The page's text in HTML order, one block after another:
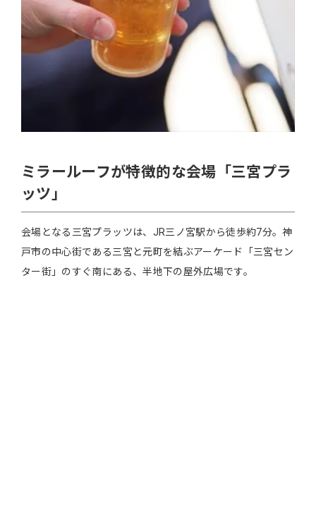
ミラールーフが特徴的な会場「三宮プラ
ッツ」
会場となる三宮プラッツは、JR三ノ宮駅から徒歩約7分。神
戸市の中心街である三宮と元町を結ぶアーケード「三宮セン
ター街」のすぐ南にある、半地下の屋外広場です。